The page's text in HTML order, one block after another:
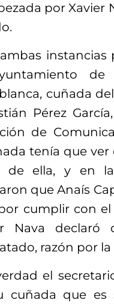
por Xavier
instancias
cuñada
Pérez
de
tenía que
de ella, y en la
que Anaís
cumplir con
Nava
razón por
el
cuñada que es